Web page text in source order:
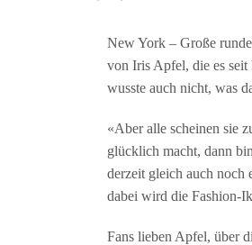
New York – Große
von Iris Apfel, die es
wusste auch nicht, was
«Aber alle scheinen sie
glücklich macht, dann
derzeit gleich auch noch
dabei wird die Fashion-
Fans lieben Apfel, über